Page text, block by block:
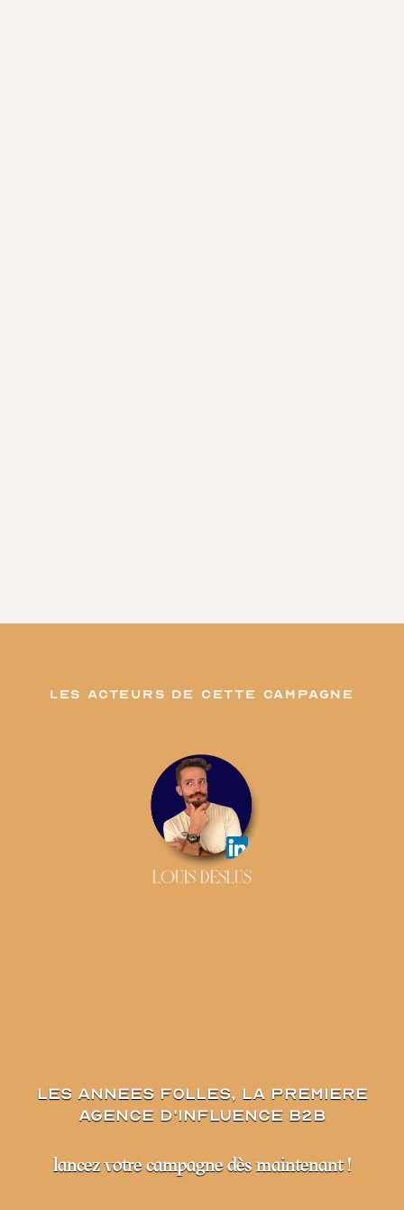
les acteurs de cette campagne
LOUIS DESLUS
les annees folles, la premiere
agence d'influence B2B
lancez votre campagne dès maintenant !